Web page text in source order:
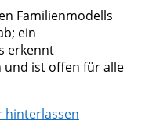
Familienmodells
ein
erkennt
und ist offen für alle
hinterlassen